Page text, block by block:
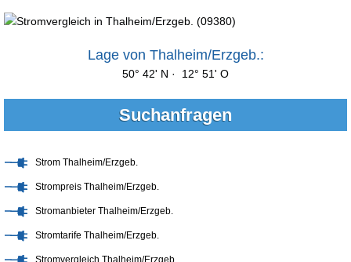
Lage von Thalheim/Erzgeb.:
50° 42' N · 12° 51' O
Suchanfragen
Strom Thalheim/Erzgeb.
Strompreis Thalheim/Erzgeb.
Stromanbieter Thalheim/Erzgeb.
Stromtarife Thalheim/Erzgeb.
Stromvergleich Thalheim/Erzgeb.